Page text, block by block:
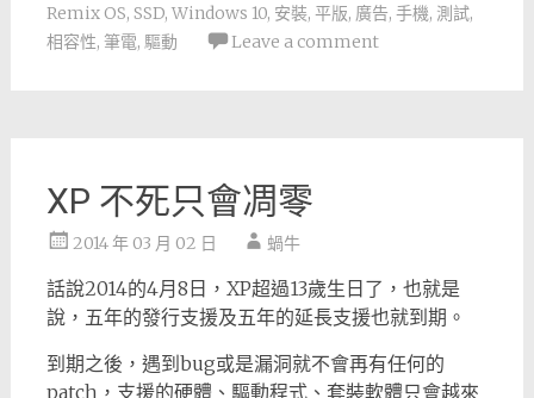
Remix OS, SSD, Windows 10, 安裝, 平版, 廣告, 手機, 測試,
相容性, 筆電, 驅動 Leave a comment
XP 不死只會凋零
2014 年 03 月 02 日 蝸牛
話說2014的4月8日，XP超過13歲生日了，也就是
說，五年的發行支援及五年的延長支援也就到期。
到期之後，遇到bug或是漏洞就不會再有任何的
patch，支援的硬體、驅動程式、套裝軟體只會越來